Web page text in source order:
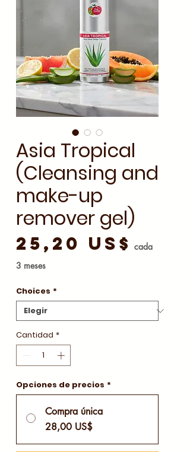
Asia Tropical
(Cleansing and
make-up
remover gel)
25,20 US$ cada
3 meses
Choices *
Cantidad *
Opciones de precios *
Compra única
28,00 US$